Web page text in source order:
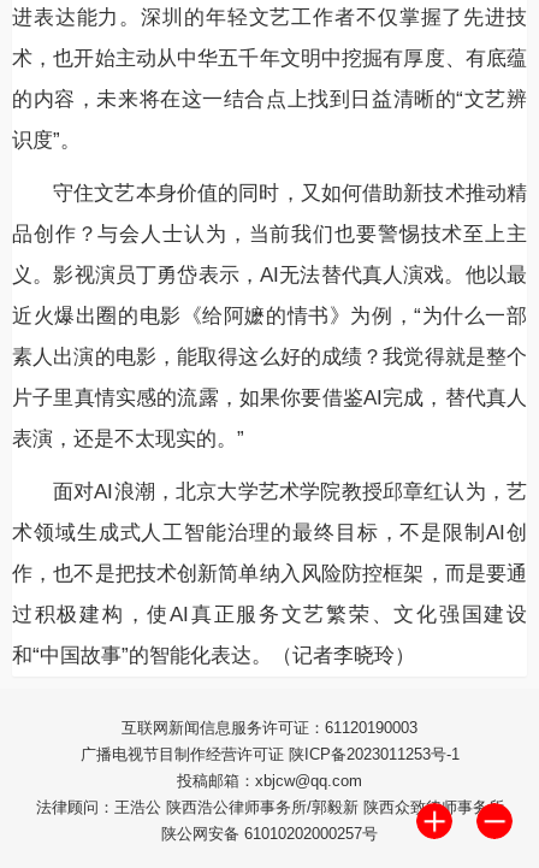
进表达能力。深圳的年轻文艺工作者不仅掌握了先进技
术，也开始主动从中华五千年文明中挖掘有厚度、有底蕴
的内容，未来将在这一结合点上找到日益清晰的“文艺辨
识度”。
守住文艺本身价值的同时，又如何借助新技术推动精
品创作？与会人士认为，当前我们也要警惕技术至上主
义。影视演员丁勇岱表示，AI无法替代真人演戏。他以最
近火爆出圈的电影《给阿嬷的情书》为例，“为什么一部
素人出演的电影，能取得这么好的成绩？我觉得就是整个
片子里真情实感的流露，如果你要借鉴AI完成，替代真人
表演，还是不太现实的。”
面对AI浪潮，北京大学艺术学院教授邱章红认为，艺
术领域生成式人工智能治理的最终目标，不是限制AI创
作，也不是把技术创新简单纳入风险防控框架，而是要通
过积极建构，使AI真正服务文艺繁荣、文化强国建设
和“中国故事”的智能化表达。（记者李晓玲）
互联网新闻信息服务许可证：61120190003
广播电视节目制作经营许可证 陕ICP备2023011253号-1
投稿邮箱：xbjcw@qq.com
法律顾问：王浩公 陕西浩公律师事务所/郭毅新 陕西众致律师事务所
陕公网安备 61010202000257号